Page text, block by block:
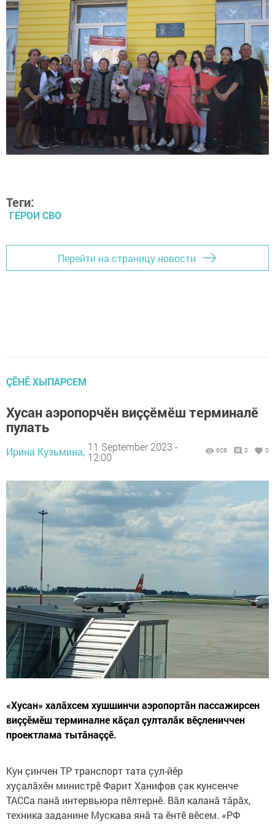
Теги:
ГЕРОИ СВО
Перейти на страницу новости
ÇӖНӖ ХЫПАРСЕМ
Хусан аэропорчӗн виççӗмӗш терминалӗ
пулать
Ирина Кузьмина, 11 September 2023 -
12:00
608 0 0
«Хусан» халăхсем хушшинчи аэропортăн пассажирсен
виççӗмӗш терминалне кăçал çулталăк вӗçлениччен
проектлама тытăнаççӗ.
Кун çинчен ТР транспорт тата çул-йӗр
хуçалăхӗн министрӗ Фарит Ханифов çак кунсенче
ТАССа панă интервьюра пӗлтернӗ. Вăл каланă тăрăх,
техника заданине Мускава янă та ӗнтӗ вӗсем. «РФ